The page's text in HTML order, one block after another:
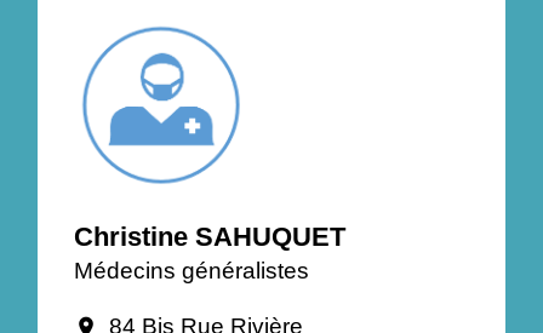
Christine SAHUQUET
Médecins généralistes
location_on
84 Bis Rue Rivière